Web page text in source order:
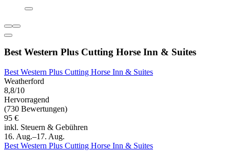
Best Western Plus Cutting Horse Inn & Suites
Best Western Plus Cutting Horse Inn & Suites
Weatherford
8,8/10
Hervorragend
(730 Bewertungen)
95 €
inkl. Steuern & Gebühren
16. Aug.–17. Aug.
Best Western Plus Cutting Horse Inn & Suites